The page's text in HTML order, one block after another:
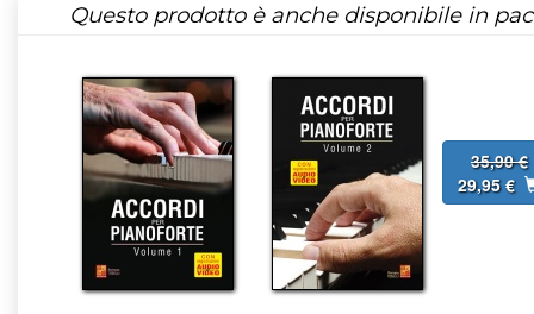
Questo prodotto è anche disponibile in
35,90 €
29,95 €